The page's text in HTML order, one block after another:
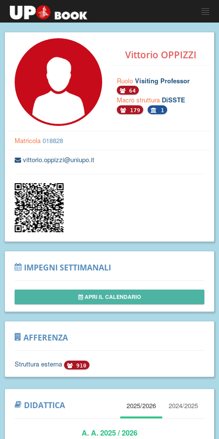
Vittorio OPPIZZI
Ruolo Visiting Professor
64
Macro struttura DiSSTE
179 1
Matricola 018828
vittorio.oppizzi@uniupo.it
IMPEGNI SETTIMANALI
APRI IL CALENDARIO
AFFERENZA
Struttura esterna 910
DIDATTICA 2025/2026 2024/2025
A. A. 2025 / 2026